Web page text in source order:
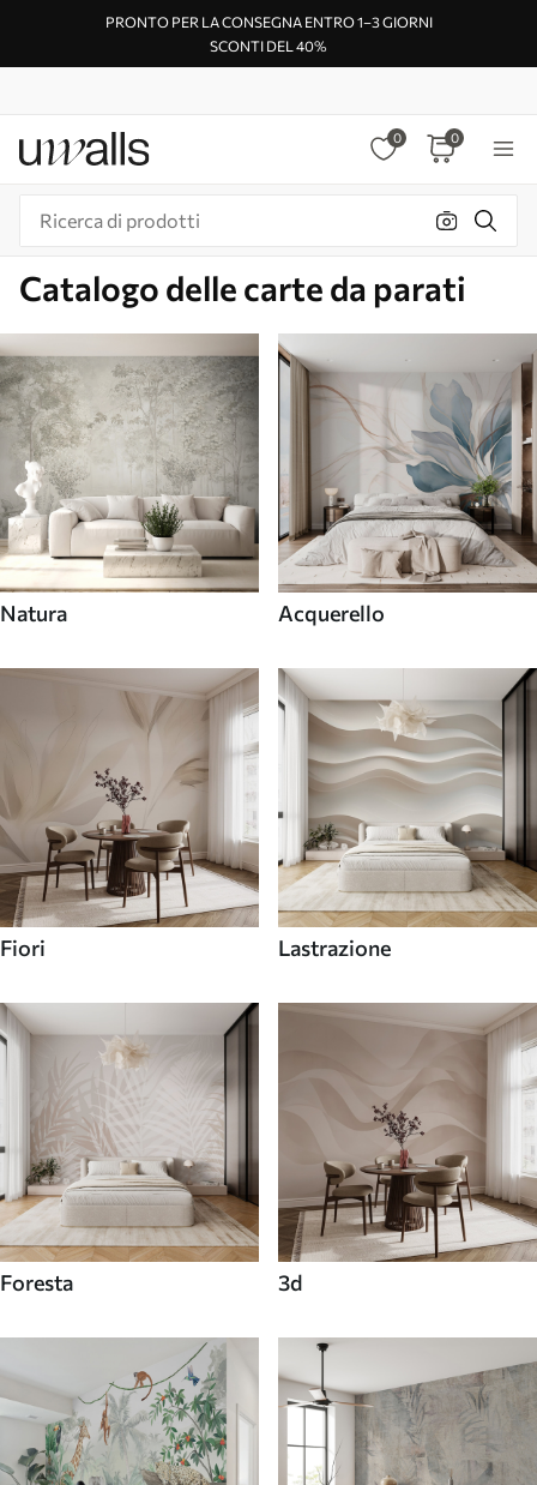
PRONTO PER LA CONSEGNA ENTRO 1–3 GIORNI
SCONTI DEL 40%
0 0
Catalogo delle carte da parati
Natura Acquerello
Fiori Lastrazione
Foresta 3d